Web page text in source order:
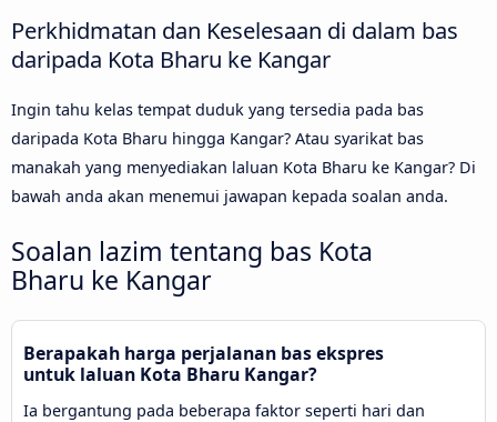
Perkhidmatan dan Keselesaan di dalam bas
daripada Kota Bharu ke Kangar
Ingin tahu kelas tempat duduk yang tersedia pada bas
daripada Kota Bharu hingga Kangar? Atau syarikat bas
manakah yang menyediakan laluan Kota Bharu ke Kangar? Di
bawah anda akan menemui jawapan kepada soalan anda.
Soalan lazim tentang bas Kota
Bharu ke Kangar
Berapakah harga perjalanan bas ekspres
untuk laluan Kota Bharu Kangar?
Ia bergantung pada beberapa faktor seperti hari dan